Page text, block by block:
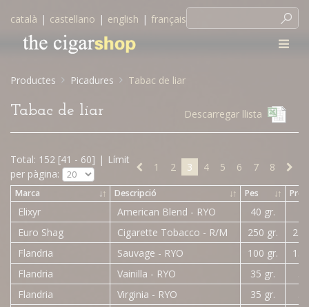
català | castellano | english | français
Productes Picadures Tabac de liar
Tabac de liar Descarregar llista
Total: 152 [41 - 60] | Límit
per pàgina:
1 2 3 4 5 6 7 8
↓↑
Marca ↓↑
Descripció ↓↑
Pes Preu
Elixyr American Blend - RYO 40 gr.
Euro Shag
Cigarette Tobacco - R/M 250 gr.
Flandria
Sauvage - RYO 100 gr.
Flandria
Vainilla - RYO 35 gr.
Flandria
Virginia - RYO 35 gr.